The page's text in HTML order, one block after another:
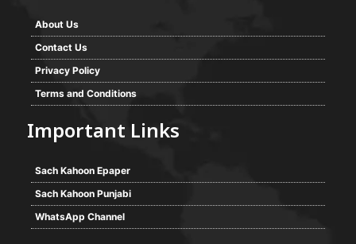
About Us
Contact Us
Privacy Policy
Terms and Conditions
Important Links
Sach Kahoon Epaper
Sach Kahoon Punjabi
WhatsApp Channel